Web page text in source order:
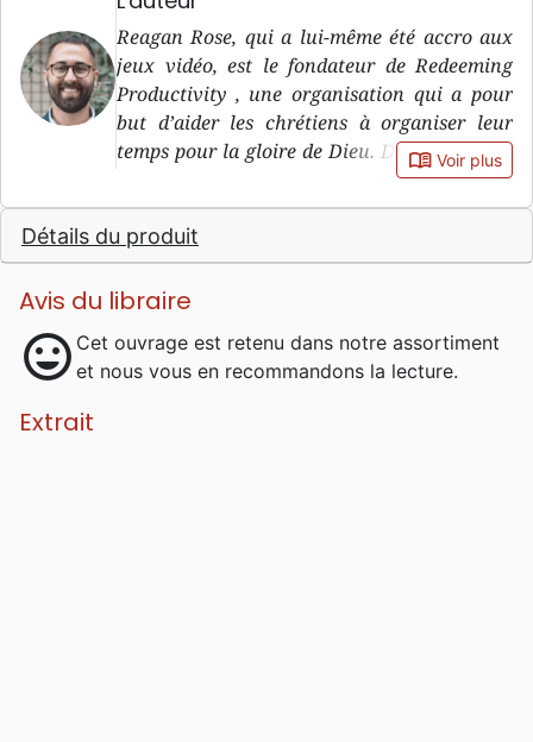
Reagan Rose, qui a lui-même été accro aux
jeux vidéo, est le fondateur de Redeeming
Productivity , une organisation qui a pour
but d’aider les chrétiens à organiser leur
temps pour la gloire de Dieu. Domicilié dans
le Michigan, il est marié et père de deux
enfants.
book_open Voir plus
Détails du produit
Avis du libraire
mood Cet ouvrage est retenu dans notre assortiment
et nous vous en recommandons la lecture.
Extrait